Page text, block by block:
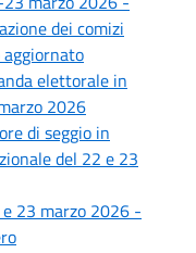
dei comizi
elettorale in
2026
di seggio in
del 22 e 23
23 marzo 2026 -